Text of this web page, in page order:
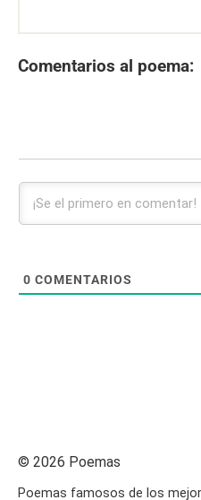
Comentarios al poema:
0 COMENTARIOS
© 2026 Poemas
Poemas famosos de los